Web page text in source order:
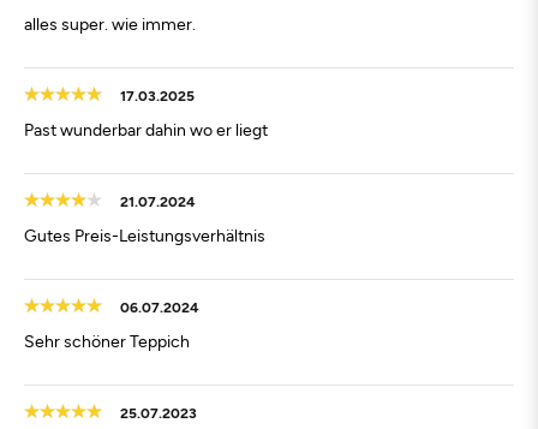
alles super. wie immer.
17.03.2025
Past wunderbar dahin wo er liegt
21.07.2024
Gutes Preis-Leistungsverhältnis
06.07.2024
Sehr schöner Teppich
25.07.2023